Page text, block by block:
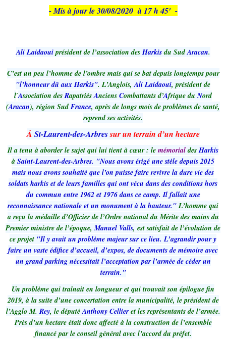
- Mis à jour le 30/08/2020 à 17 h 45' -
Ali Laidaouiprésident de l’association desHarkisdu SudAracan.
C’est un peu l’homme de l’ombre mais qui se bat depuis longtemps pour
"l’honneur dû aux Harkis". L’Anglois,Ali Laidaoui, président de
l′Association desRapatriésAnciens Combattants d’Afrique duNord
(Aracan), région SudFrance, après de longs mois de problèmes de santé,
reprend ses activités.
À St-Laurent-des-Arbressur un terrain d’un hectare
Il a tenu à aborder le sujet qui lui tient à cœur : le mémorialdes Harkis
à Saint-Laurent-des-Arbres. "Nous avons érigé une stèle depuis 2015
mais nous avons souhaité que l’on puisse faire revivre la dure vie des
soldats harkis et de leurs familles qui ont vécu dans des conditions hors
du commun entre 1962 et 1976 dans ce camp. Il fallait une
reconnaissance nationale et un monument à la hauteur."L’homme qui
a reçu la médaille d’Officier de l’Ordre national du Mérite des mains du
Premier ministre de l’époque,Manuel Valls, est satisfait de l’évolution de
ce projet "Il y avait un problème majeur sur ce lieu. L’agrandir pour y
faire un vaste édifice d’accueil, d’expos, de documents de mémoire avec
un grand parking nécessitait l’acceptation par l’armée de céder un
terrain."
Un problème qui traînait en longueur et qui trouvait son épilogue fin
2019, à la suite d’une concertation entre la municipalité, le président de
l’Agglo M. Rey, le député Anthony Cellier et les représentants de l’armée.
Près d’un hectare était donc affecté à la construction de l’ensemble
financé par le conseil général avec l’accord du préfet.